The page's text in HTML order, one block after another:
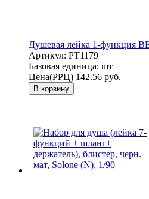
Душевая лейка 1-функция
Артикул: PT1179
Базовая единица: шт
Цена(РРЦ) 142.56 руб.
В корзину